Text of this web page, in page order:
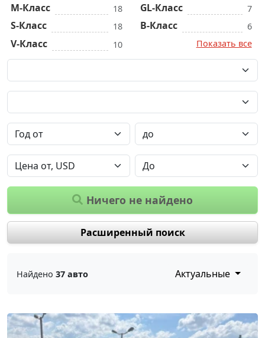
M-Класс 18
S-Класс 18
V-Класс 10
GL-Класс 7
B-Класс
6
Показать все
Ничего не найдено
Расширенный поиск
Найдено 37 авто Актуальные